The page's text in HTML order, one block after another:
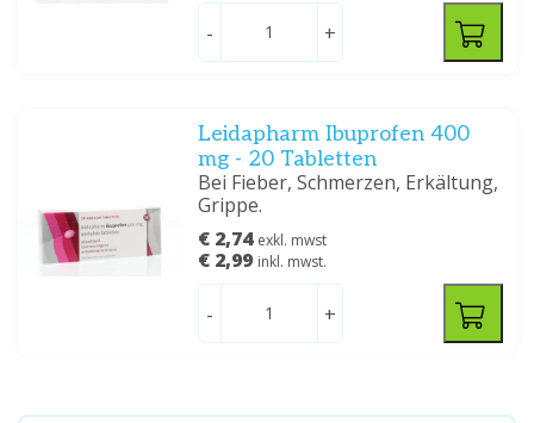
- +
Leidapharm Ibuprofen 400
mg - 20 Tabletten
Bei Fieber, Schmerzen, Erkältung,
Grippe.
€ 2,74 exkl. mwst
€ 2,99 inkl. mwst.
- +